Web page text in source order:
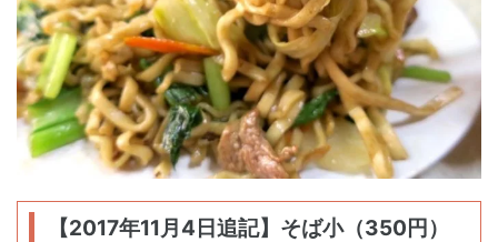
【2017年11月4日追記】そば小（350円）